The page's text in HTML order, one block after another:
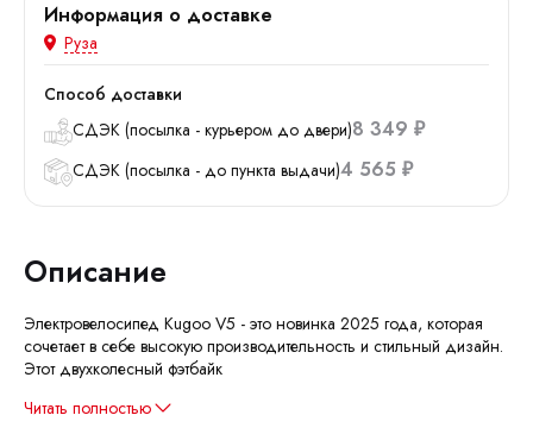
Информация о доставке
Руза
Способ доставки
СДЭК (посылка - курьером до двери)8 349 ₽
СДЭК (посылка - до пункта выдачи)4 565 ₽
Описание
Электровелосипед Kugoo V5 - это новинка 2025 года, которая
сочетает в себе высокую производительность и стильный дизайн.
Этот двухколесный фэтбайк
Читать полностью